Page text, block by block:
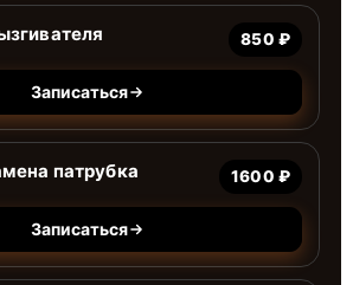
850 ₽
Записаться
патрубка 1600 ₽
Записаться